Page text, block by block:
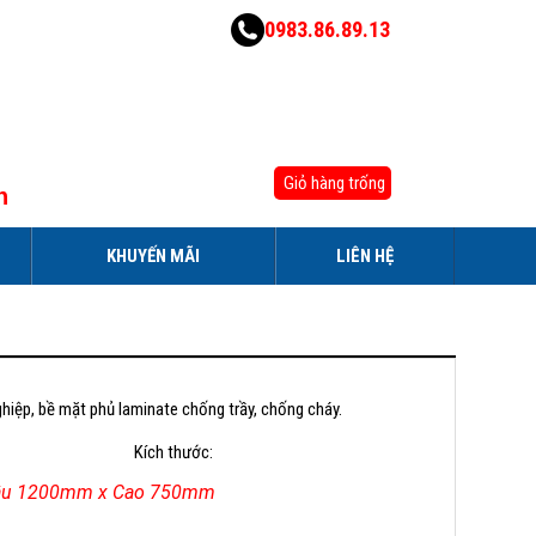
Giỏ hàng trống
0983.86.89.13
KHUYẾN MÃI LIÊN HỆ
bề mặt phủ laminate chống trầy, chống cháy.
Kích thước:
1200mm x Cao 750mm